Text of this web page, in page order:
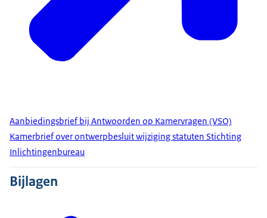
Aanbiedingsbrief bij Antwoorden op Kamervragen (VSO)
Kamerbrief over ontwerpbesluit wijziging statuten Stichting
Inlichtingenbureau
Bijlagen